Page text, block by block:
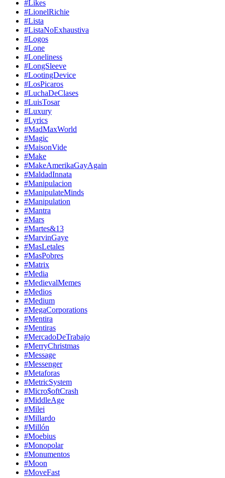
#Likes
#LionelRichie
#Lista
#ListaNoExhaustiva
#Logos
#Lone
#Loneliness
#LongSleeve
#LootingDevice
#LosPicaros
#LuchaDeClases
#LuisTosar
#Luxury
#Lyrics
#MadMaxWorld
#Magic
#MaisonVide
#Make
#MakeAmerikaGayAgain
#MaldadInnata
#Manipulacion
#ManipulateMinds
#Manipulation
#Mantra
#Mars
#Martes&13
#MarvinGaye
#MasLetales
#MasPobres
#Matrix
#Media
#MedievalMemes
#Medios
#Medium
#MegaCorporations
#Mentira
#Mentiras
#MercadoDeTrabajo
#MerryChristmas
#Message
#Messenger
#Metaforas
#MetricSystem
#Micro$oftCrash
#MiddleAge
#Milei
#Millardo
#Millón
#Moebius
#Monopolar
#Monumentos
#Moon
#MoveFast